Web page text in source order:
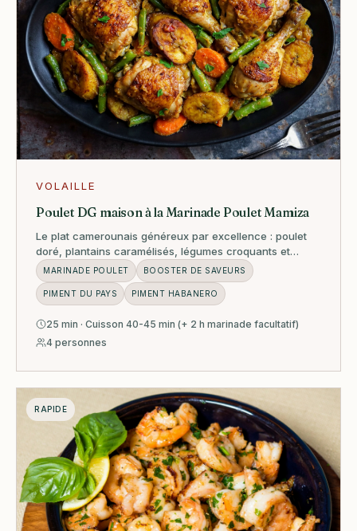
VOLAILLE
Poulet DG maison à la Marinade Poulet Mamiza
Le plat camerounais généreux par excellence : poulet
doré, plantains caramélisés, légumes croquants et
sauce parfumée à la Marinade Poulet Mamiza.
MARINADE POULET BOOSTER DE SAVEURS
PIMENT DU PAYS PIMENT HABANERO
25 min · Cuisson 40-45 min (+ 2 h marinade facultatif)
4 personnes
RAPIDE